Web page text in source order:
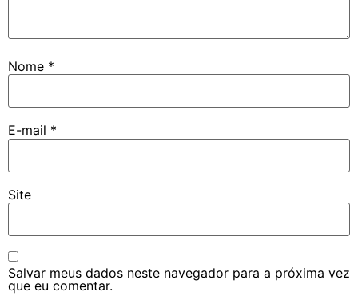
Nome *
E-mail *
Site
Salvar meus dados neste navegador para a próxima vez
que eu comentar.